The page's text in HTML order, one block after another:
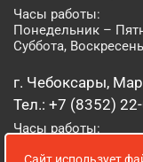
Часы работы:
Понедельник –
Суббота,
г. Чебоксары,
Тел.: +7 (8352)
Часы работы: